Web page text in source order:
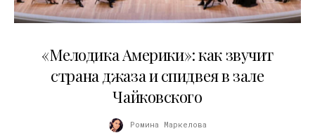
«Мелодика Америки»: как звучит
страна джаза и спидвея в зале
Чайковского
Ромина Маркелова